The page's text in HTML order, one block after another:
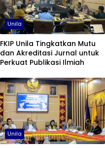
Unila
FKIP Unila Tingkatkan Mutu
dan Akreditasi Jurnal untuk
Perkuat Publikasi Ilmiah
Unila